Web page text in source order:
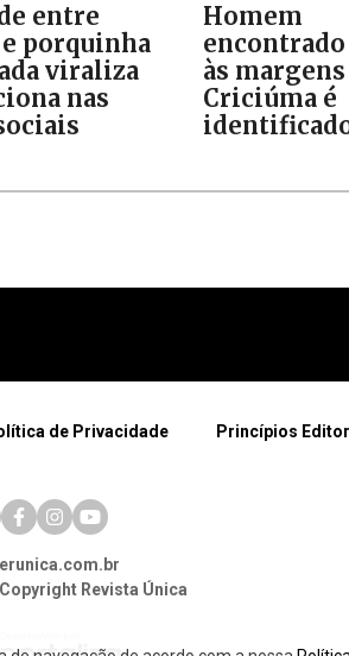
entre
e porquinha
viraliza
nas
Homem
às
Criciúma é
de Privacidade Princípios
Revista Única